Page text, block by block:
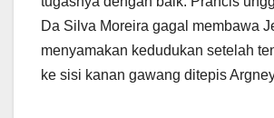
Da Silva Moreira gagal membawa
menyamakan kedudukan setelah
ke sisi kanan gawang ditepis